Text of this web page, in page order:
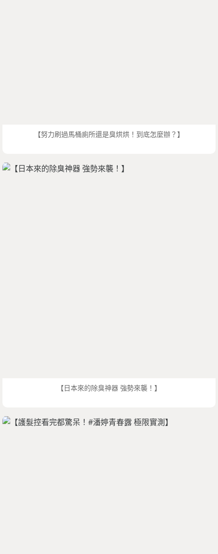
【努力刷過馬桶廁所還是臭烘烘！到底怎麼辦？】
【日本來的除臭神器 強勢來襲！】